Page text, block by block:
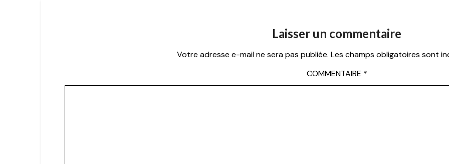
Laisser un commentaire
Votre adresse e-mail ne sera pas publiée. Les champs obligatoires sont
COMMENTAIRE *